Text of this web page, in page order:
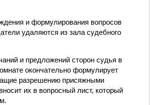
и формулирования вопросов
удаляются из зала судебного
и предложений сторон судья в
окончательно формулирует
разрешению присяжными
их в вопросный лист, который